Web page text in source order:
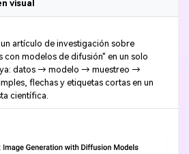
visual
artículo de investigación sobre
con modelos de difusión" en un solo
datos → modelo → muestreo →
flechas y etiquetas cortas en un
científica.